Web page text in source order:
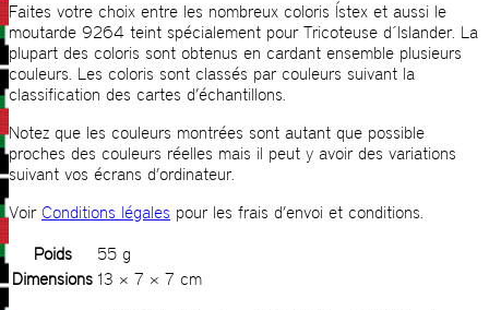
Faites votre choix entre les nombreux coloris Ístex et aussi le
moutarde 9264 teint spécialement pour Tricoteuse d´Islander. La
plupart des coloris sont obtenus en cardant ensemble plusieurs
couleurs. Les coloris sont classés par couleurs suivant la
classification des cartes d’échantillons.
Notez que les couleurs montrées sont autant que possible
proches des couleurs réelles mais il peut y avoir des variations
suivant vos écrans d’ordinateur.
Voir Conditions légales pour les frais d’envoi et conditions.
Poids
55 g
Dimensions 13 × 7 × 7 cm